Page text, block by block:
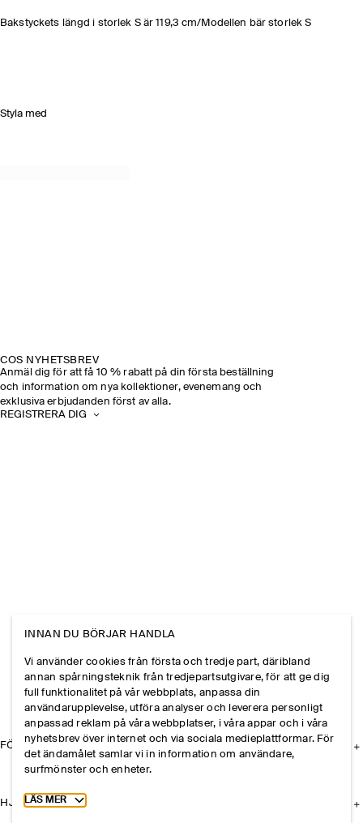
Bakstyckets längd i storlek S är 119,3 cm/Modellen bär storlek S
Styla med
COS NYHETSBREV
Anmäl dig för att få 10 % rabatt på din första beställning
och information om nya kollektioner, evenemang och
exklusiva erbjudanden först av alla.
REGISTRERA DIG
FÖRETAGET
HJÄLP
INNAN DU BÖRJAR HANDLA
Vi använder cookies från första och tredje part, däribland
annan spårningsteknik från tredjepartsutgivare, för att ge dig
full funktionalitet på vår webbplats, anpassa din
användarupplevelse, utföra analyser och leverera personligt
anpassad reklam på våra webbplatser, i våra appar och i våra
nyhetsbrev över internet och via sociala medieplattformar. För
det ändamålet samlar vi in information om användare,
surfmönster och enheter.
Toggle more cookie information
LÄS MER